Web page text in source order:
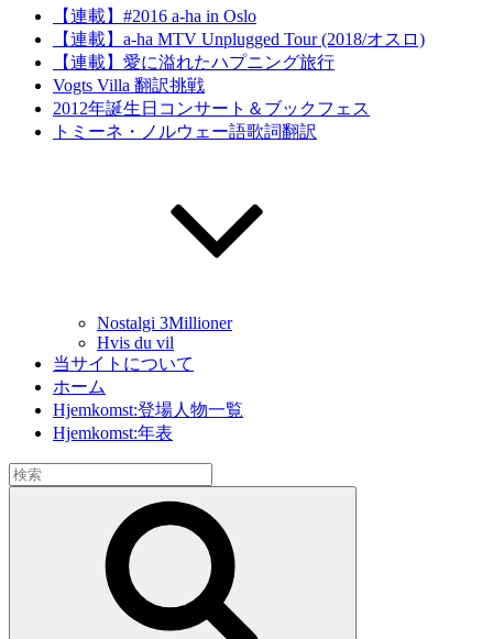
【連載】#2016 a-ha in Oslo
【連載】a-ha MTV Unplugged Tour (2018/オスロ)
【連載】愛に溢れたハプニング旅行
Vogts Villa 翻訳挑戦
2012年誕生日コンサート＆ブックフェス
トミーネ・ノルウェー語歌詞翻訳
Nostalgi 3Millioner
Hvis du vil
当サイトについて
ホーム
Hjemkomst:登場人物一覧
Hjemkomst:年表
検
索: